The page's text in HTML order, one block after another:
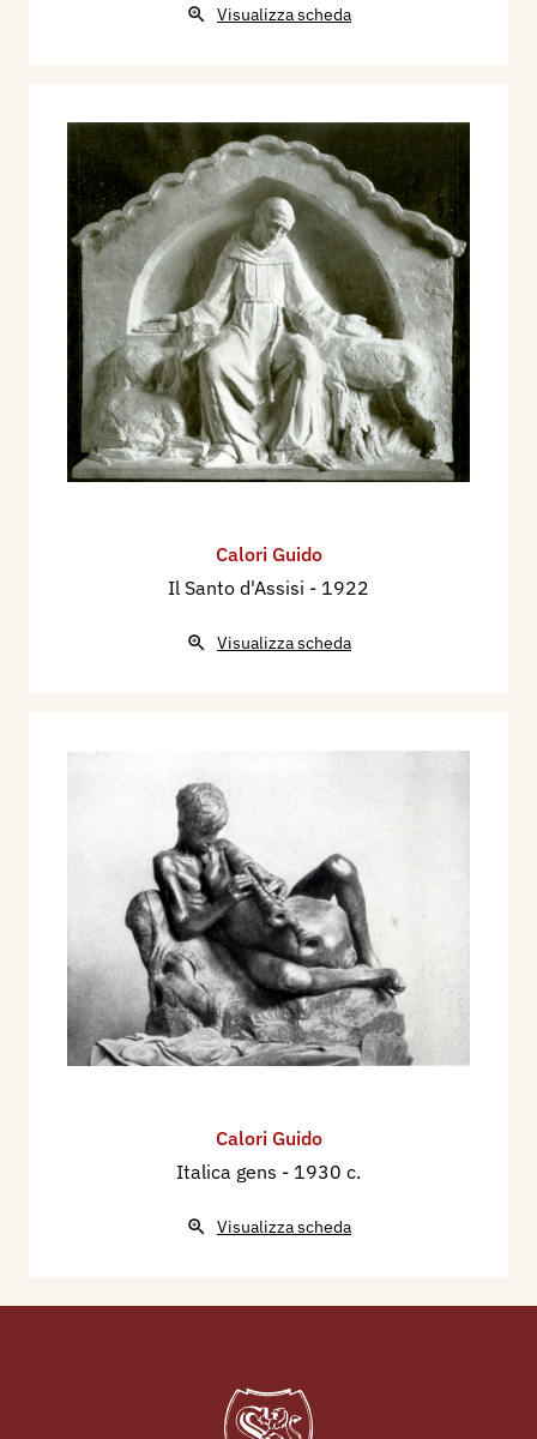
Visualizza scheda
Calori Guido
Il Santo d'Assisi - 1922
Visualizza scheda
Calori Guido
Italica gens - 1930 c.
Visualizza scheda